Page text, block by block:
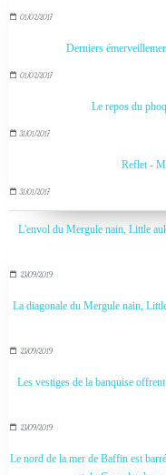
01/02/2017
Derniers
01/02/2017
Le repos du
31/01/2017
Reflet -
31/01/2017
L'envol du Mergule nain, Little
23/09/2019
La diagonale du Mergule nain,
23/09/2019
Les vestiges de la banquise
23/09/2019
Le nord de la mer de Baffin est